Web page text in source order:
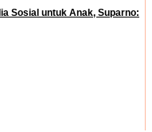
Sosial untuk Anak, Suparno: